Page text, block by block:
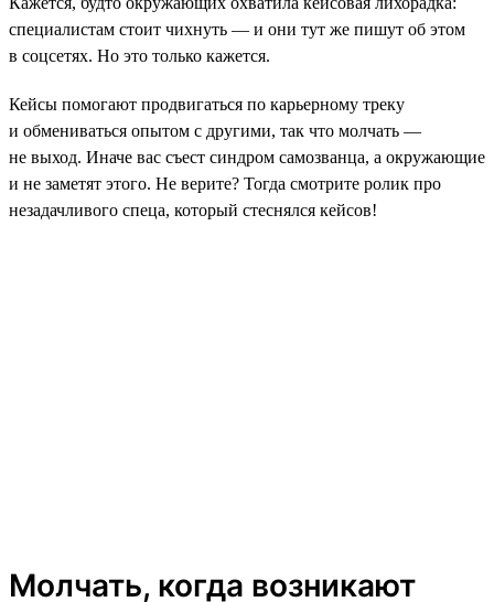
специалистам стоит чихнуть — и они тут же пишут об этом
в соцсетях. Но это только кажется.
Кейсы помогают продвигаться по карьерному треку
и обмениваться опытом с другими, так что молчать —
не выход. Иначе вас съест синдром самозванца, а окружающие
и не заметят этого. Не верите? Тогда смотрите ролик про
незадачливого спеца, который стеснялся кейсов!
Молчать, когда возникают